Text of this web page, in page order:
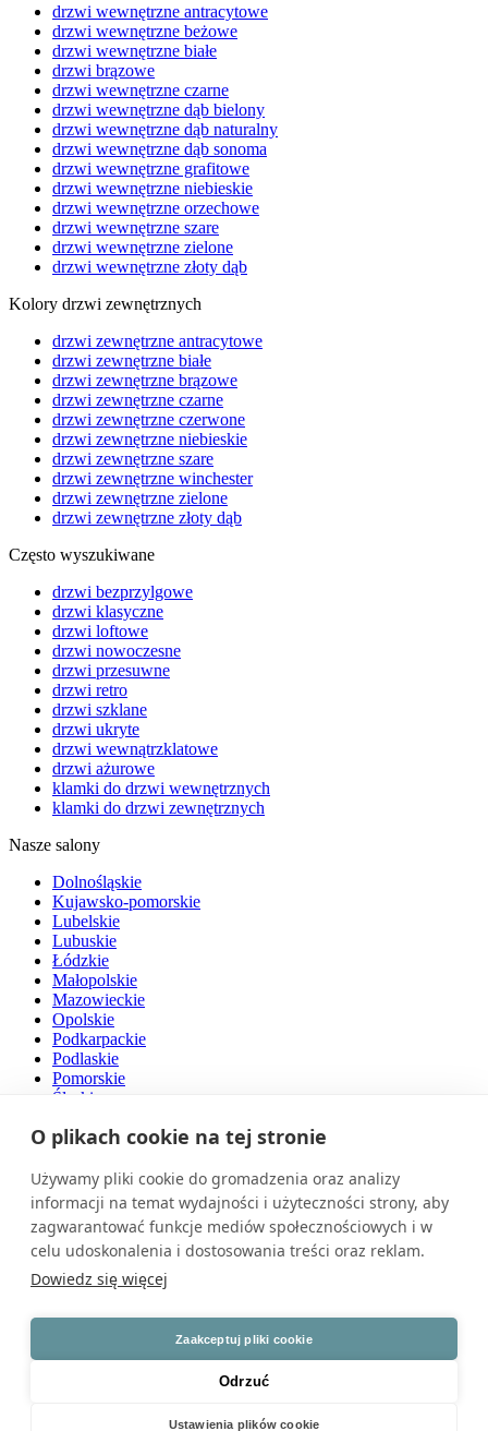
O plikach cookie na tej stronie
Używamy pliki cookie do gromadzenia oraz analizy
informacji na temat wydajności i użyteczności strony, aby
zagwarantować funkcje mediów społecznościowych i w
celu udoskonalenia i dostosowania treści oraz reklam.
Dowiedz się więcej
Zaakceptuj pliki cookie
Odrzuć
Ustawienia plików cookie
drzwi wewnętrzne antracytowe
drzwi wewnętrzne beżowe
drzwi wewnętrzne białe
drzwi brązowe
drzwi wewnętrzne czarne
drzwi wewnętrzne dąb bielony
drzwi wewnętrzne dąb naturalny
drzwi wewnętrzne dąb sonoma
drzwi wewnętrzne grafitowe
drzwi wewnętrzne niebieskie
drzwi wewnętrzne orzechowe
drzwi wewnętrzne szare
drzwi wewnętrzne zielone
drzwi wewnętrzne złoty dąb
Kolory drzwi zewnętrznych
drzwi zewnętrzne antracytowe
drzwi zewnętrzne białe
drzwi zewnętrzne brązowe
drzwi zewnętrzne czarne
drzwi zewnętrzne czerwone
drzwi zewnętrzne niebieskie
drzwi zewnętrzne szare
drzwi zewnętrzne winchester
drzwi zewnętrzne zielone
drzwi zewnętrzne złoty dąb
Często wyszukiwane
drzwi bezprzylgowe
drzwi klasyczne
drzwi loftowe
drzwi nowoczesne
drzwi przesuwne
drzwi retro
drzwi szklane
drzwi ukryte
drzwi wewnątrzklatowe
drzwi ażurowe
klamki do drzwi wewnętrznych
klamki do drzwi zewnętrznych
Nasze salony
Dolnośląskie
Kujawsko-pomorskie
Lubelskie
Lubuskie
Łódzkie
Małopolskie
Mazowieckie
Opolskie
Podkarpackie
Podlaskie
Pomorskie
Śląskie
Warmińsko-mazurskie
Zachodniopomorskie
O nas
Naszą pasją są drzwi. Jesteśmy przedsiębiorstwem rodzinnym z
polskim kapitałem, działającym na rynku od ponad 30 lat.
Zatrudniamy wysokiej klasy specjalistów i dysponujemy
Znajdź nas na